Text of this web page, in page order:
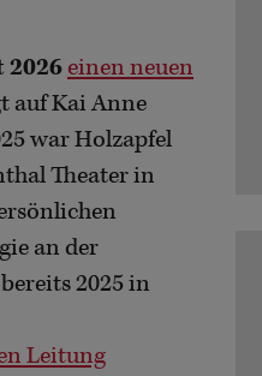
2026 einen neuen
auf Kai Anne
war Holzapfel
Theater in
an der
2025 in
Leitung